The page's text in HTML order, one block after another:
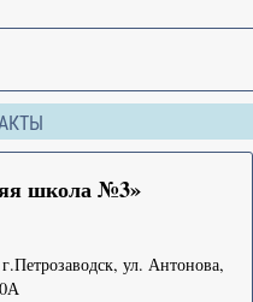
школа №3»
ул. Антонова,